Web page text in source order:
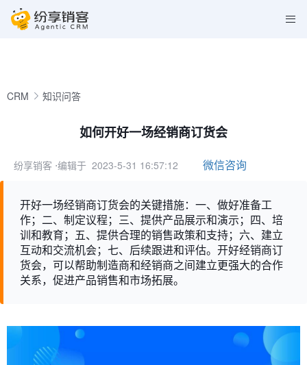
CRM 知识问答
如何开好一场经销商订货会
纷享销客 ⋅编辑于 2023-5-31 16:57:12 微信咨询
开好一场经销商订货会的关键措施：一、做好准备工
作；二、制定议程；三、提供产品展示和演示；四、培
训和教育；五、提供合理的销售政策和支持；六、建立
互动和交流机会；七、后续跟进和评估。开好经销商订
货会，可以帮助制造商和经销商之间建立更强大的合作
关系，促进产品销售和市场拓展。